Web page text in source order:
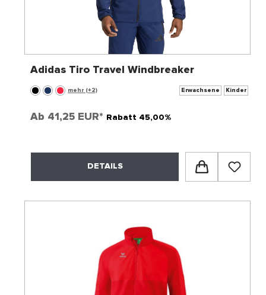
Adidas Tiro Travel Windbreaker
mehr (+2) Erwachsene Kinder
Ab 41,25 EUR* Rabatt 45,00%
DETAILS